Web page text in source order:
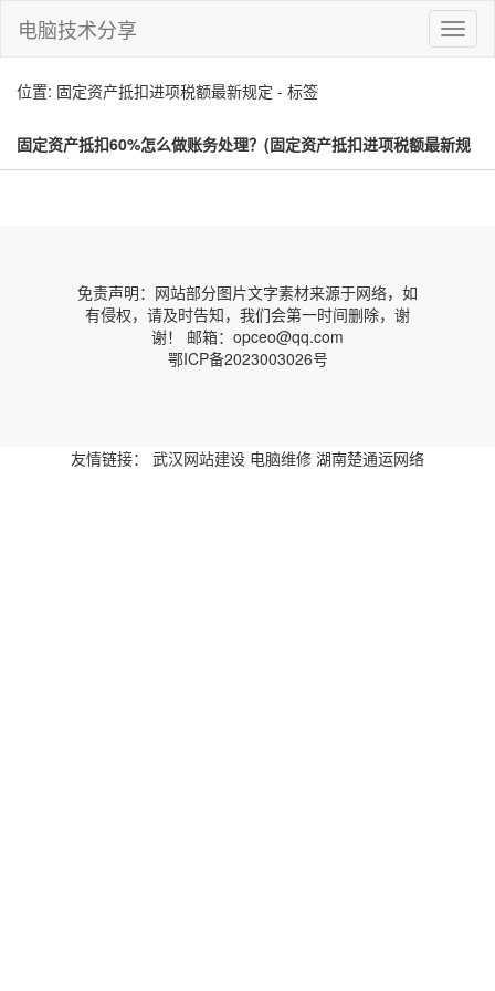
切
换
电脑技术分享
位置: 固定资产抵扣进项税额最新规定 - 标签
固定资产抵扣60%怎么做账务处理？(固定资产抵扣进项税额最新规
定)
免责声明：网站部分图片文字素材来源于网络，如
有侵权，请及时告知，我们会第一时间删除，谢
谢！ 邮箱：opceo@qq.com
鄂ICP备2023003026号
友情链接： 武汉网站建设 电脑维修 湖南楚通运网络